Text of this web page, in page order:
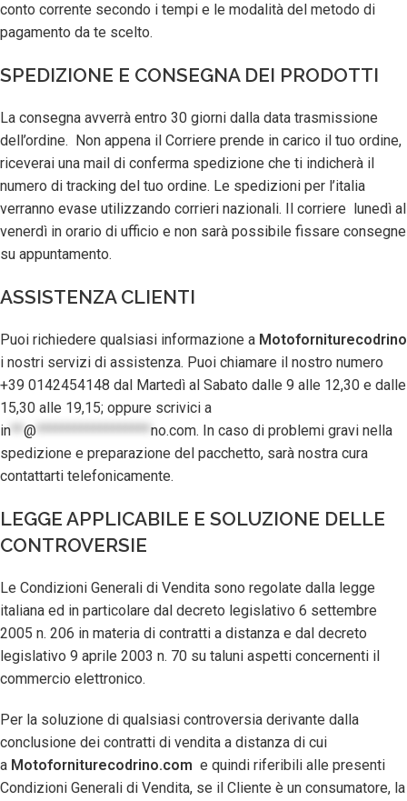
conto corrente secondo i tempi e le modalità del metodo di
pagamento da te scelto.
SPEDIZIONE E CONSEGNA DEI PRODOTTI
La consegna avverrà entro 30 giorni dalla data trasmissione
dell’ordine. Non appena il Corriere prende in carico il tuo ordine,
riceverai una mail di conferma spedizione che ti indicherà il
numero di tracking del tuo ordine. Le spedizioni per l’italia
verranno evase utilizzando corrieri nazionali. Il corriere lunedì al
venerdì in orario di ufficio e non sarà possibile fissare consegne
su appuntamento.
ASSISTENZA CLIENTI
Puoi richiedere qualsiasi informazione a Motoforniturecodrino
i nostri servizi di assistenza. Puoi chiamare il nostro numero
+39 0142454148 dal Martedì al Sabato dalle 9 alle 12,30 e dalle
15,30 alle 19,15; oppure scrivici a
in**@******************no.com. In caso di problemi gravi nella
spedizione e preparazione del pacchetto, sarà nostra cura
contattarti telefonicamente.
LEGGE APPLICABILE E SOLUZIONE DELLE
CONTROVERSIE
Le Condizioni Generali di Vendita sono regolate dalla legge
italiana ed in particolare dal decreto legislativo 6 settembre
2005 n. 206 in materia di contratti a distanza e dal decreto
legislativo 9 aprile 2003 n. 70 su taluni aspetti concernenti il
commercio elettronico.
Per la soluzione di qualsiasi controversia derivante dalla
conclusione dei contratti di vendita a distanza di cui
a Motoforniturecodrino.com e quindi riferibili alle presenti
Condizioni Generali di Vendita, se il Cliente è un consumatore, la